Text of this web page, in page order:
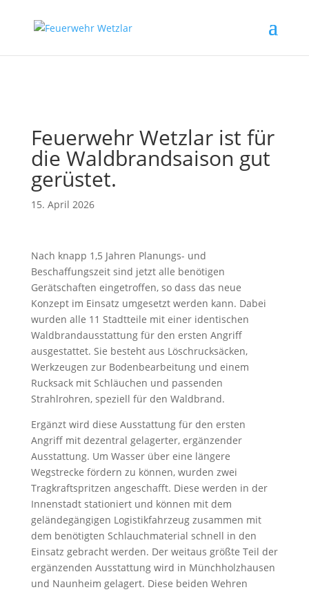
title-Attribut liest
Feuerwehr Wetzlar ist für
die Waldbrandsaison gut
gerüstet.
15. April 2026
Nach knapp 1,5 Jahren Planungs- und
Beschaffungszeit sind jetzt alle benötigen
Gerätschaften eingetroffen, so dass das neue
Konzept im Einsatz umgesetzt werden kann. Dabei
wurden alle 11 Stadtteile mit einer identischen
Waldbrandausstattung für den ersten Angriff
ausgestattet. Sie besteht aus Löschrucksäcken,
Werkzeugen zur Bodenbearbeitung und einem
Rucksack mit Schläuchen und passenden
Strahlrohren, speziell für den Waldbrand.
Ergänzt wird diese Ausstattung für den ersten
Angriff mit dezentral gelagerter, ergänzender
Ausstattung. Um Wasser über eine längere
Wegstrecke fördern zu können, wurden zwei
Tragkraftspritzen angeschafft. Diese werden in der
Innenstadt stationiert und können mit dem
geländegängigen Logistikfahrzeug zusammen mit
dem benötigten Schlauchmaterial schnell in den
Einsatz gebracht werden. Der weitaus größte Teil der
ergänzenden Ausstattung wird in Münchholzhausen
und Naunheim gelagert. Diese beiden Wehren